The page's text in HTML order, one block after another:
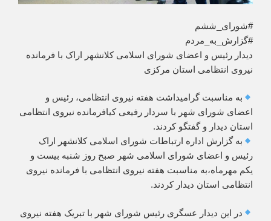
#شورای_ششم
#گزارش_به_مردم
دیدار رئیس و اعضای شورای اسلامی کلانشهر اراک با فرمانده
نیروی انتظامی استان مرکزی
به مناسبت گرامیداشت هفته نیروی انتظامی، رئیس و
اعضای شورای شهر با سردار رفیعی کیافرمانده نیروی انتظامی
استان دیدار و گفتگو کردند.
به گزارش اداره ارتباطات شورای اسلامی کلانشهر اراک
رئیس و اعضای شورای اسلامی شهر صبح روز شنبه بیست و
یکم مهرماه،به مناسبت هفته نیروی انتظامی با فرمانده نیروی
انتظامی استان دیدار کردند.
در این دیدار عسگری رئیس شورای شهر با تبریک هفته نیروی